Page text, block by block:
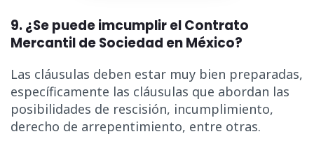
9.¿Se puede imcumplir el Contrato
Mercantil de Sociedad en México?
Las cláusulas deben estar muy bien preparadas,
específicamente las cláusulas que abordan las
posibilidades de rescisión, incumplimiento,
derecho de arrepentimiento, entre otras.